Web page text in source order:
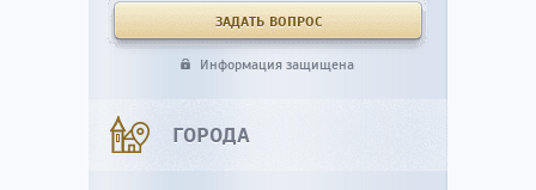
Информация защищена
ГОРОДА